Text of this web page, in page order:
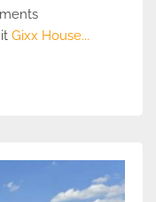
Gixx House...